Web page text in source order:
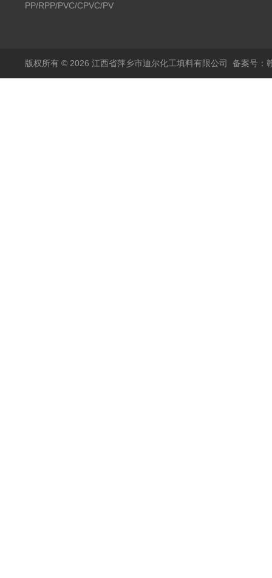
PP/RPP/PVC/CPVC/PVDF
版权所有 © 2026 江西省萍乡市迪尔化工填料有限公司 备案号：